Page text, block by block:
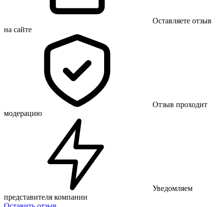
Оставляете отзыв
на сайте
Отзыв проходит
модерацию
Уведомляем
представителя компании